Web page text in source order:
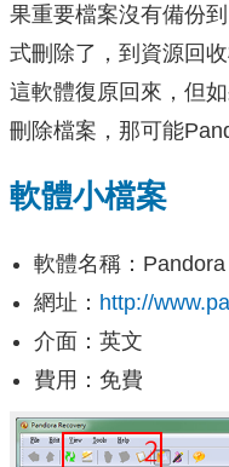
果重要檔案沒有備份
式刪除了，到資源回
這軟體復原回來，但
刪除檔案，那可能
軟體小檔案
軟體名稱：
網址： http://
介面：英文
費用：免費